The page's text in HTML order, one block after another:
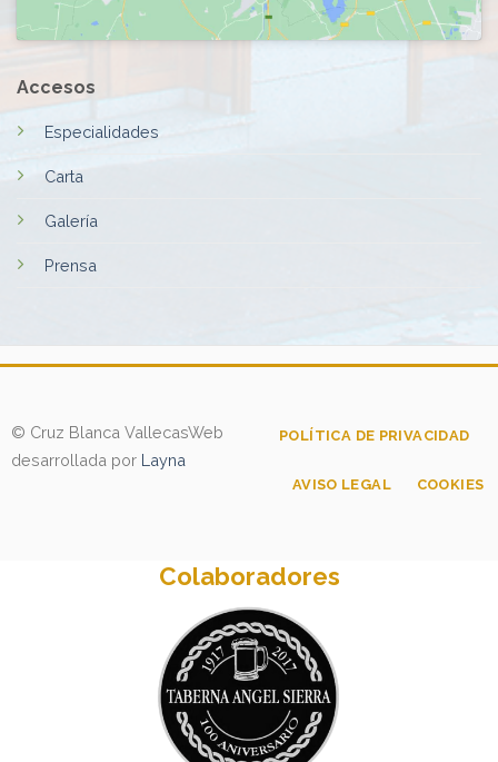
Accesos
Especialidades
Carta
Galería
Prensa
© Cruz Blanca VallecasWeb
desarrollada por Layna
POLÍTICA DE PRIVACIDAD
AVISO LEGAL COOKIES
Colaboradores